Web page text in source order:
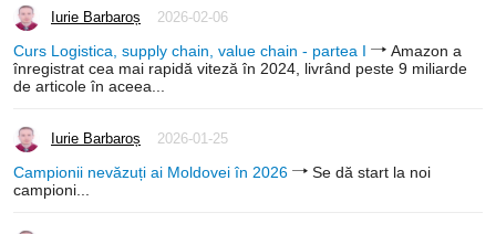
Iurie Barbaroș 2026-02-06
Curs Logistica, supply chain, value chain - partea I
Amazon a
înregistrat cea mai rapidă viteză în 2024, livrând peste 9 miliarde
de articole în aceea...
Iurie Barbaroș 2026-01-25
Campionii nevăzuți ai Moldovei în 2026
Se dă start la noi
campioni...